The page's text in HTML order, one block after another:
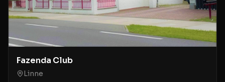
Fazenda Club
Linne